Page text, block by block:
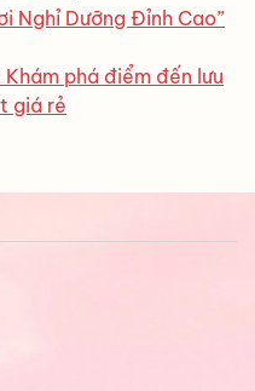
Nghỉ Dưỡng Đỉnh Cao”
phá điểm đến lưu
giá rẻ